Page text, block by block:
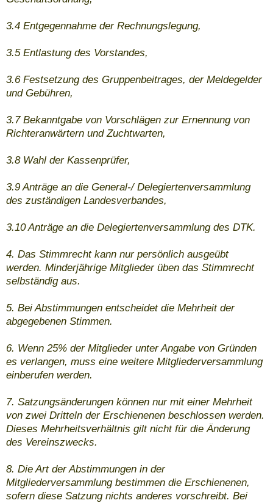
3.4 Entgegennahme der Rechnungslegung,
3.5 Entlastung des Vorstandes,
3.6 Festsetzung des Gruppenbeitrages, der Meldegelder
und Gebühren,
3.7 Bekanntgabe von Vorschlägen zur Ernennung von
Richteranwärtern und Zuchtwarten,
3.8 Wahl der Kassenprüfer,
3.9 Anträge an die General-/ Delegiertenversammlung
des zuständigen Landesverbandes,
3.10 Anträge an die Delegiertenversammlung des DTK.
4. Das Stimmrecht kann nur persönlich ausgeübt
werden. Minderjährige Mitglieder üben das Stimmrecht
selbständig aus.
5. Bei Abstimmungen entscheidet die Mehrheit der
abgegebenen Stimmen.
6. Wenn 25% der Mitglieder unter Angabe von Gründen
es verlangen, muss eine weitere Mitgliederversammlung
einberufen werden.
7. Satzungsänderungen können nur mit einer Mehrheit
von zwei Dritteln der Erschienenen beschlossen werden.
Dieses Mehrheitsverhältnis gilt nicht für die Änderung
des Vereinszwecks.
8. Die Art der Abstimmungen in der
Mitgliederversammlung bestimmen die Erschienenen,
sofern diese Satzung nichts anderes vorschreibt. Bei